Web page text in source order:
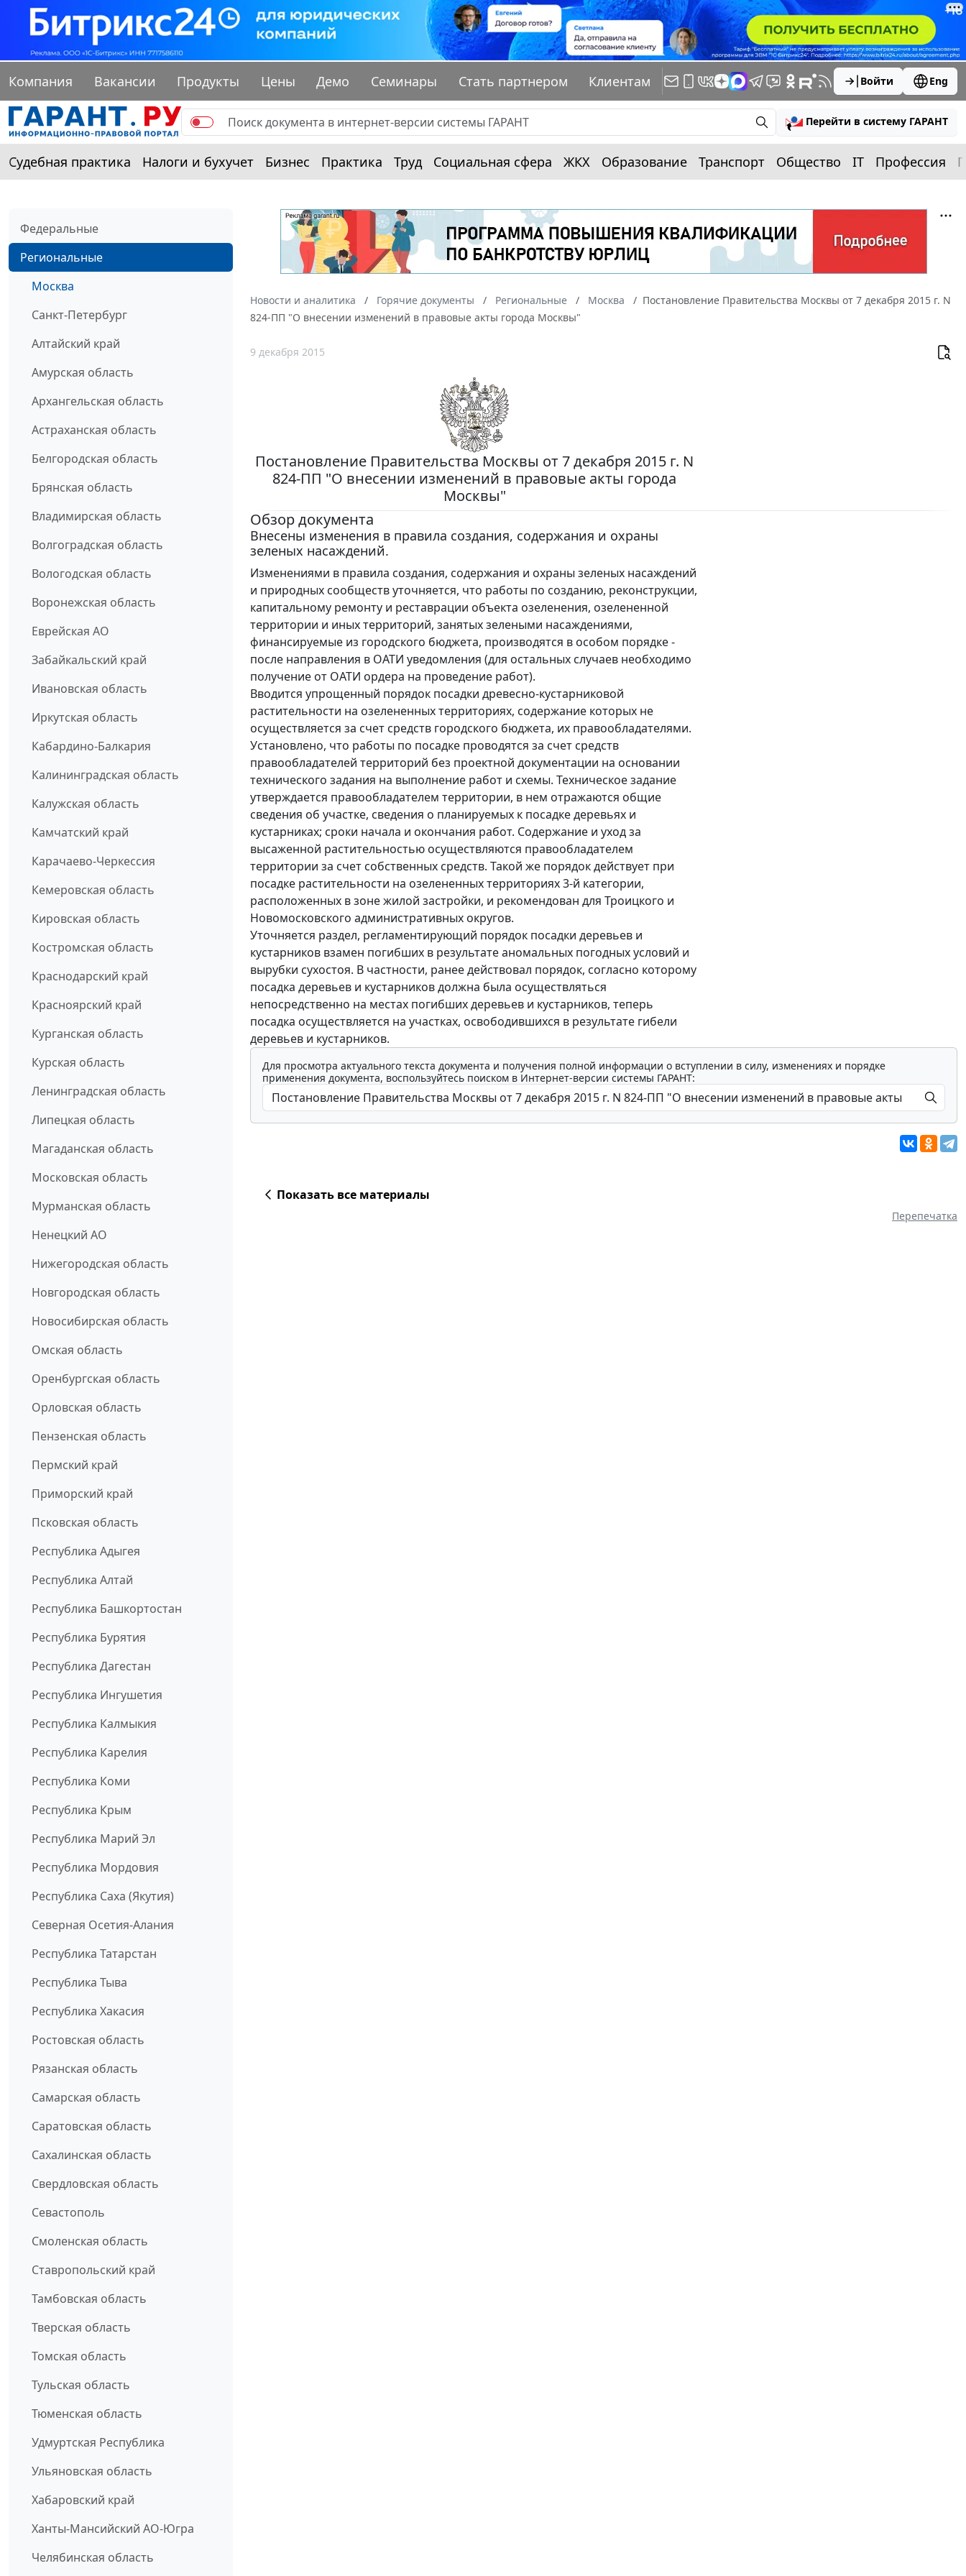
Компания Вакансии Продукты Цены Демо Семинары Стать партнером Клиентам Войти Eng
Перейти в систему ГАРАНТ
Судебная практика Налоги и бухучет Бизнес Практика Труд Социальная сфера ЖКХ Образование Транспорт Общество IT Профессия
Федеральные
Региональные
Москва
Санкт-Петербург
Алтайский край
Амурская область
Архангельская область
Астраханская область
Белгородская область
Брянская область
Владимирская область
Волгоградская область
Вологодская область
Воронежская область
Еврейская АО
Забайкальский край
Ивановская область
Иркутская область
Кабардино-Балкария
Калининградская область
Калужская область
Камчатский край
Карачаево-Черкессия
Кемеровская область
Кировская область
Костромская область
Краснодарский край
Красноярский край
Курганская область
Курская область
Ленинградская область
Липецкая область
Магаданская область
Московская область
Мурманская область
Ненецкий АО
Нижегородская область
Новгородская область
Новосибирская область
Омская область
Оренбургская область
Орловская область
Пензенская область
Пермский край
Приморский край
Псковская область
Республика Адыгея
Республика Алтай
Республика Башкортостан
Республика Бурятия
Республика Дагестан
Республика Ингушетия
Республика Калмыкия
Республика Карелия
Республика Коми
Республика Крым
Республика Марий Эл
Республика Мордовия
Республика Саха (Якутия)
Северная Осетия-Алания
Республика Татарстан
Республика Тыва
Республика Хакасия
Ростовская область
Рязанская область
Самарская область
Саратовская область
Сахалинская область
Свердловская область
Севастополь
Смоленская область
Ставропольский край
Тамбовская область
Тверская область
Томская область
Тульская область
Тюменская область
Удмуртская Республика
Ульяновская область
Хабаровский край
Ханты-Мансийский АО-Югра
Челябинская область
Новости и аналитика Горячие документы Региональные Москва
Постановление Правительства Москвы от 7 декабря 2015 г. N
824-ПП "О внесении изменений в правовые акты города Москвы"
9 декабря 2015
Постановление Правительства Москвы от 7 декабря 2015 г. N
824-ПП "О внесении изменений в правовые акты города
Москвы"
Обзор документа
Внесены изменения в правила создания, содержания и охраны
зеленых насаждений.
Изменениями в правила создания, содержания и охраны зеленых насаждений
и природных сообществ уточняется, что работы по созданию, реконструкции,
капитальному ремонту и реставрации объекта озеленения, озелененной
территории и иных территорий, занятых зелеными насаждениями,
финансируемые из городского бюджета, производятся в особом порядке -
после направления в ОАТИ уведомления (для остальных случаев необходимо
получение от ОАТИ ордера на проведение работ).
Вводится упрощенный порядок посадки древесно-кустарниковой
растительности на озелененных территориях, содержание которых не
осуществляется за счет средств городского бюджета, их правообладателями.
Установлено, что работы по посадке проводятся за счет средств
правообладателей территорий без проектной документации на основании
технического задания на выполнение работ и схемы. Техническое задание
утверждается правообладателем территории, в нем отражаются общие
сведения об участке, сведения о планируемых к посадке деревьях и
кустарниках; сроки начала и окончания работ. Содержание и уход за
высаженной растительностью осуществляются правообладателем
территории за счет собственных средств. Такой же порядок действует при
посадке растительности на озелененных территориях 3-й категории,
расположенных в зоне жилой застройки, и рекомендован для Троицкого и
Новомосковского административных округов.
Уточняется раздел, регламентирующий порядок посадки деревьев и
кустарников взамен погибших в результате аномальных погодных условий и
вырубки сухостоя. В частности, ранее действовал порядок, согласно которому
посадка деревьев и кустарников должна была осуществляться
непосредственно на местах погибших деревьев и кустарников, теперь
посадка осуществляется на участках, освободившихся в результате гибели
деревьев и кустарников.
Для просмотра актуального текста документа и получения полной информации о вступлении в силу, изменениях и порядке
применения документа, воспользуйтесь поиском в Интернет-версии системы ГАРАНТ:
Показать все материалы
Перепечатка